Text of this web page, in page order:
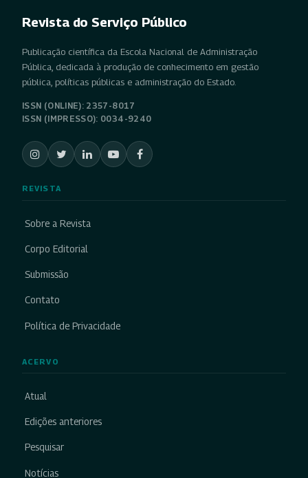
Revista do Serviço Público
Publicação científica da Escola Nacional de Administração
Pública, dedicada à produção de conhecimento em gestão
pública, políticas públicas e administração do Estado.
ISSN (ONLINE): 2357-8017
ISSN (IMPRESSO): 0034-9240
REVISTA
Sobre a Revista
Corpo Editorial
Submissão
Contato
Política de Privacidade
ACERVO
Atual
Edições anteriores
Pesquisar
Notícias